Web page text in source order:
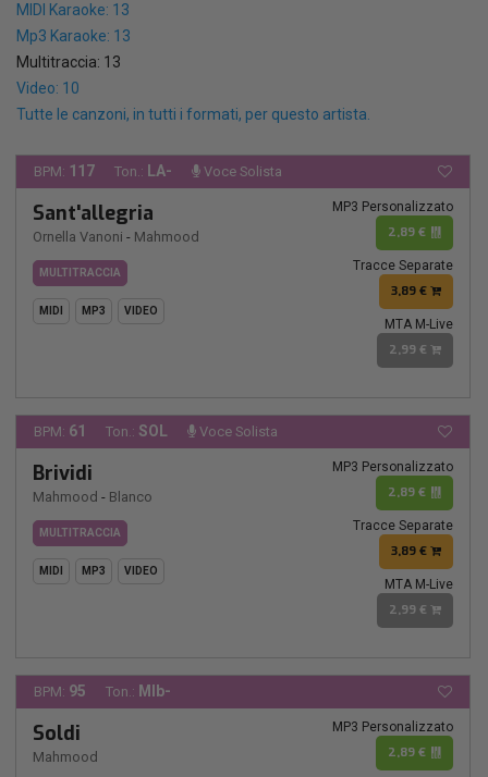
MIDI Karaoke: 13
Mp3 Karaoke: 13
Multitraccia: 13
Video: 10
Tutte le canzoni, in tutti i formati, per questo artista.
BPM: 117 Ton.: LA- Voce Solista
Sant'allegria
Ornella Vanoni - Mahmood
MULTITRACCIA
MIDI MP3 VIDEO
MP3 Personalizzato
2,89 €
Tracce Separate
3,89 €
MTA M-Live
2,99 €
BPM: 61 Ton.: SOL Voce Solista
Brividi
Mahmood - Blanco
MULTITRACCIA
MIDI MP3 VIDEO
MP3 Personalizzato
2,89 €
Tracce Separate
3,89 €
MTA M-Live
2,99 €
BPM: 95 Ton.: MIb-
Soldi
Mahmood
MP3 Personalizzato
2,89 €